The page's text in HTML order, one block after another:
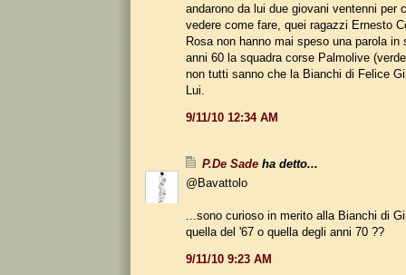
andarono da lui due giovani ventenni per
vedere come fare, quei ragazzi Ernesto
Rosa non hanno mai speso una parola in
anni 60 la squadra corse Palmolive
non tutti sanno che la Bianchi di Felice
Lui.
9/11/10 12:34 AM
P.De Sade ha detto...
@Bavattolo
...sono curioso in merito alla Bianchi di
quella del '67 o quella degli anni 70 ??
9/11/10 9:23 AM